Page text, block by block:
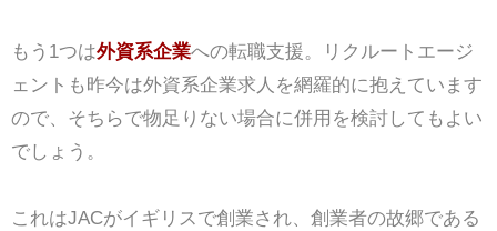
もう1つは外資系企業への転職支援。リクルートエージ
ェントも昨今は外資系企業求人を網羅的に抱えています
ので、そちらで物足りない場合に併用を検討してもよい
でしょう。
これはJACがイギリスで創業され、創業者の故郷である